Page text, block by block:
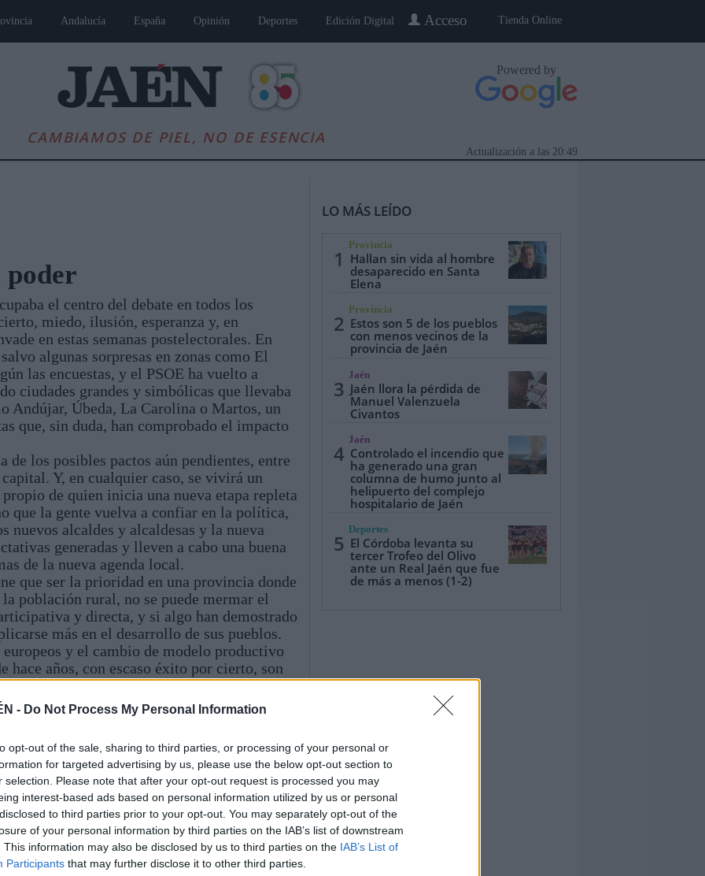
- Do Not Process My Personal Information
opt-out of the sale, sharing to third parties, or processing of your personal or
for targeted advertising by us, please use the below opt-out section to
selection. Please note that after your opt-out request is processed you may
interest-based ads based on personal information utilized by us or personal
to third parties prior to your opt-out. You may separately opt-out of the
of your personal information by third parties on the IAB’s list of downstream
This information may also be disclosed by us to third parties on the IAB’s List of
Participants that may further disclose it to other third parties.
Tienda Online
Acceso
Andalucía España Opinión Deportes Edición Digital
CAMBIAMOS DE PIEL, NO DE ESENCIA
Powered by
20:49
Actualización a las
Andalucía Internacional Opinión Cultura Jaén, Pueblo a Pueblo Especiales
el centro del debate en todos los
miedo, ilusión, esperanza y, en
en estas semanas postelectorales. En
algunas sorpresas en zonas como El
las encuestas, y el PSOE ha vuelto a
ciudades grandes y simbólicas que llevaba
Andújar, Úbeda, La Carolina o Martos, un
que, sin duda, han comprobado el impacto
de los posibles pactos aún pendientes, entre
Y, en cualquier caso, se vivirá un
de quien inicia una nueva etapa repleta
que la gente vuelva a confiar en la política,
nuevos alcaldes y alcaldesas y la nueva
generadas y lleven a cabo una buena
de la nueva agenda local.
que ser la prioridad en una provincia donde
población rural, no se puede mermar el
y directa, y si algo han demostrado
más en el desarrollo de sus pueblos.
y el cambio de modelo productivo
hace años, con escaso éxito por cierto, son
la reflexión de una planificación que debería
necesita.
solo con los jornales de la cosecha de la
trabajo que ofrecen los ayuntamientos.
y tienen otras expectativas que
Llegó el momento de la imaginación
LO MÁS LEÍDO
1
Provincia
Hallan sin vida al hombre
desaparecido en Santa
Elena
2
Provincia
Estos son 5 de los pueblos
con menos vecinos de la
provincia de Jaén
3
Jaén
Jaén llora la pérdida de
Manuel Valenzuela
Civantos
4
Jaén
Controlado el incendio que
ha generado una gran
columna de humo junto al
helipuerto del complejo
hospitalario de Jaén
5
Deportes
El Córdoba levanta su
tercer Trofeo del Olivo
ante un Real Jaén que fue
de más a menos (1-2)